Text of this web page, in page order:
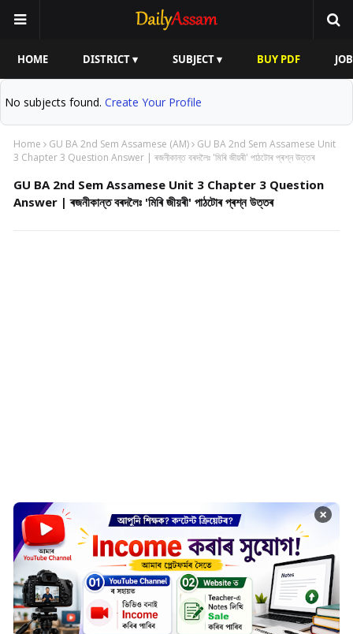
HOME DISTRICT ▾ SUBJECT ▾ BUY PDF
No subjects found. Create Your Profile
Home GU BA 2nd Sem Assamese (AM)
GU BA 2nd Sem Assamese Unit
3 Chapter 3 Question Answer | ৰজনীকান্ত বৰদলৈঃ 'মিৰি জীয়ৰী' পাঠটোৰ প্ৰশ্ন উত্তৰ
GU BA 2nd Sem Assamese Unit 3 Chapter 3 Question
Answer | ৰজনীকান্ত বৰদলৈঃ 'মিৰি জীয়ৰী' পাঠটোৰ প্ৰশ্ন উত্তৰ
×